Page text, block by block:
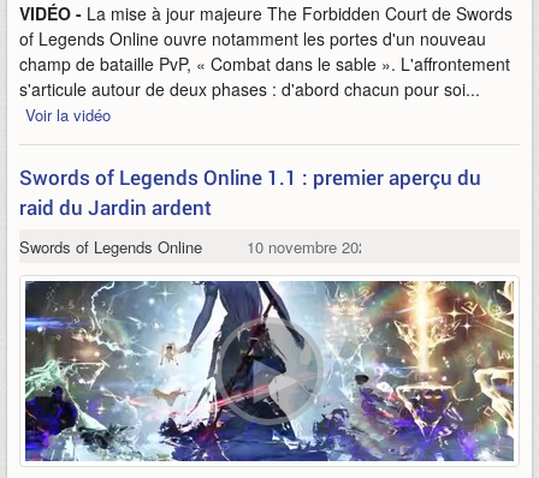
VIDÉO - La mise à jour majeure The Forbidden Court de Swords
of Legends Online ouvre notamment les portes d'un nouveau
champ de bataille PvP, « Combat dans le sable ». L'affrontement
s'articule autour de deux phases : d'abord chacun pour soi...
Voir la vidéo
Swords of Legends Online 1.1 : premier aperçu du
raid du Jardin ardent
Swords of Legends Online 10 novembre 2021